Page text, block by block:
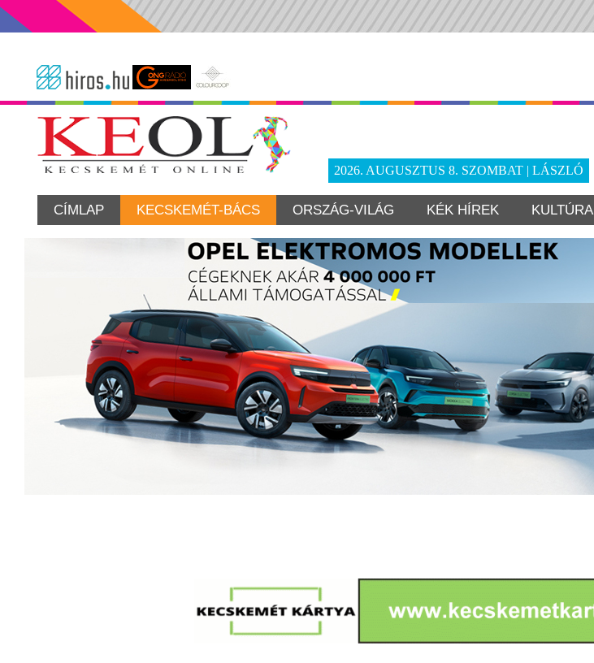
2026. AUGUSZTUS 8. SZOMBAT | LÁSZLÓ
CÍMLAP KECSKEMÉT-BÁCS ORSZÁG-VILÁG KÉK HÍREK KULTÚRA